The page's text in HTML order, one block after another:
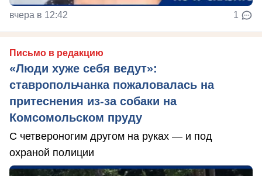
вчера в 12:42 1
Письмо в редакцию
«Люди хуже себя ведут»:
ставропольчанка пожаловалась на
притеснения из-за собаки на
Комсомольском пруду
С четвероногим другом на руках — и под
охраной полиции